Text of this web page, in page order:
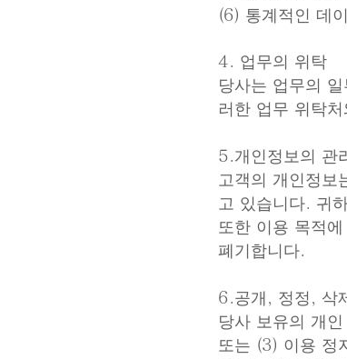
(6) 통계적인 데
4. 업무의 위탁
당사는 업무의
러한 업무 위탁
5.개인정보의 관
고객의 개인정보
고 있습니다. 귀
또한 이용 목적
폐기합니다.
6.공개, 정정, 삭
당사 보유의 개
또는 (3) 이용 정